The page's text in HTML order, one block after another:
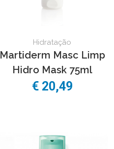
Hidratação
Martiderm Masc Limp
Hidro Mask 75ml
€ 20,49